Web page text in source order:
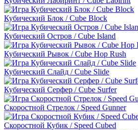
Кубический Блок / Cube Block
Кубический Остров / Cube Island
Кубический Рывок / Cube Hop Rush
Кубический Слайд / Cube Slide
Кубический Серфер / Cube Surfer
Скоростной Стрелок / Speed Gunner
Скоростной Кубик / Speed Cubed